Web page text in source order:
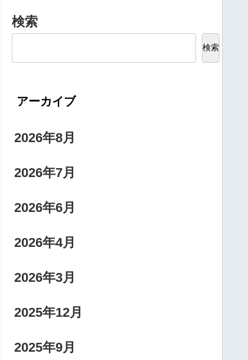
検索
検索
アーカイブ
2026年8月
2026年7月
2026年6月
2026年4月
2026年3月
2025年12月
2025年9月